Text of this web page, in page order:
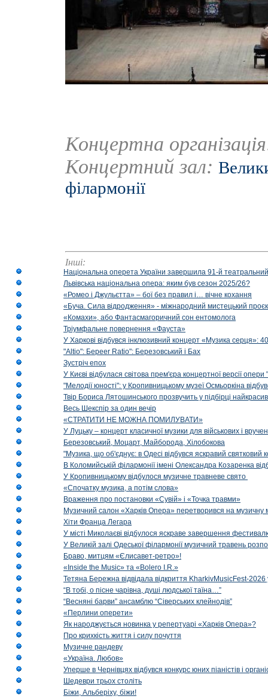
Концертна
Концертний зал:
філармонії
Інші:
Національна оперета України завершила 91-й
Львівська національна опера: яким був сезон 2025/26?
«Ромео і Джульєтта» – бої без правил і… вічне кохання
«Буча. Сила відродження» - міжнародний мистецький
«Комахи», або Фантасмагоричний сон ентомолога
Тріумфальне повернення «Фауста»
У Харкові відбувся інклюзивний концерт «Музика серця»:
"Altio": Береer Ratio": Березовський і Бах
Зустріч епох
У Києві відбулася світова прем'єра концертної версії
"Мелодії юності": у Кропивницькому музеї Осмьоркіна
Твір Бориса Лятошинського прозвучить у підбірці
Весь Шекспір за один вечір
«СТРАТИТИ НЕ МОЖНА ПОМИЛУВАТИ»
У Луцьку – концерт класичної музики для військових і
Березовський, Моцарт, Майборода, Хілобокова
"Музика, що об'єднує: в Одесі відбувся яскравий
В Коломийській філармонії імені Олександра Козаренка
У Кропивницькому відбулося музичне травневе свято
«Спочатку музика, а потім слова»
Враження про постановки «Сувій» і «Точка травми»
Музичний салон «Харків Опера» перетворився на музичну
Хіти Франца Легара
У місті Миколаєві відбулося яскраве завершення
У Великій залі Одеської філармонії музичний травень
Браво, митцям «Єлисавет-ретро»!
«Inside the Music» та «Bolero I.R.»
Тетяна Бережна відвідала відкриття KharkivMusicFest-2026
“В тобі, о пісне чарівна, душі людської таїна…”
“Весняні барви” ансамблю “Сіверських клейнодів”
«Перлини оперети»
Як народжується новинка у репертуарі «Харків Опера»?
Про крихкість життя і силу почуття
Музичне рандеву
«Україна. Любов»
Уперше в Чернівцях відбувся конкурс юних піаністів і
Шедеври трьох століть
Біжи, Альберіху, біжи!